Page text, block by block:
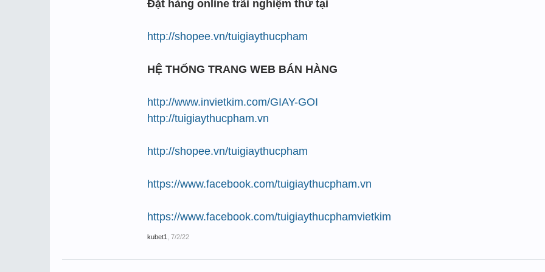
Đặt hàng online trãi nghiệm thử tại
http://shopee.vn/tuigiaythucpham
HỆ THỐNG TRANG WEB BÁN HÀNG
http://www.invietkim.com/GIAY-GOI
http://tuigiaythucpham.vn
http://shopee.vn/tuigiaythucpham
https://www.facebook.com/tuigiaythucpham.vn
https://www.facebook.com/tuigiaythucphamvietkim
kubet1 7/2/22